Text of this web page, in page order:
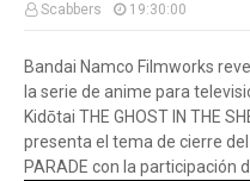
Scabbers 19:30:00
Bandai Namco Filmworks
la serie de anime para
Kidōtai THE GHOST IN THE
presenta el tema de cierre del
PARADE con la participación